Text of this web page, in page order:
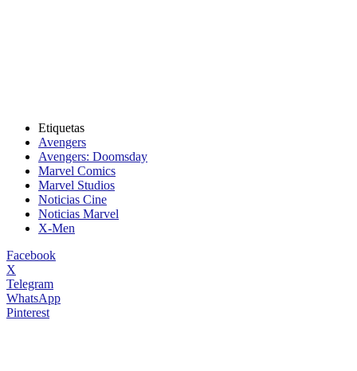
Etiquetas
Avengers
Avengers: Doomsday
Marvel Comics
Marvel Studios
Noticias Cine
Noticias Marvel
X-Men
Facebook
X
Telegram
WhatsApp
Pinterest